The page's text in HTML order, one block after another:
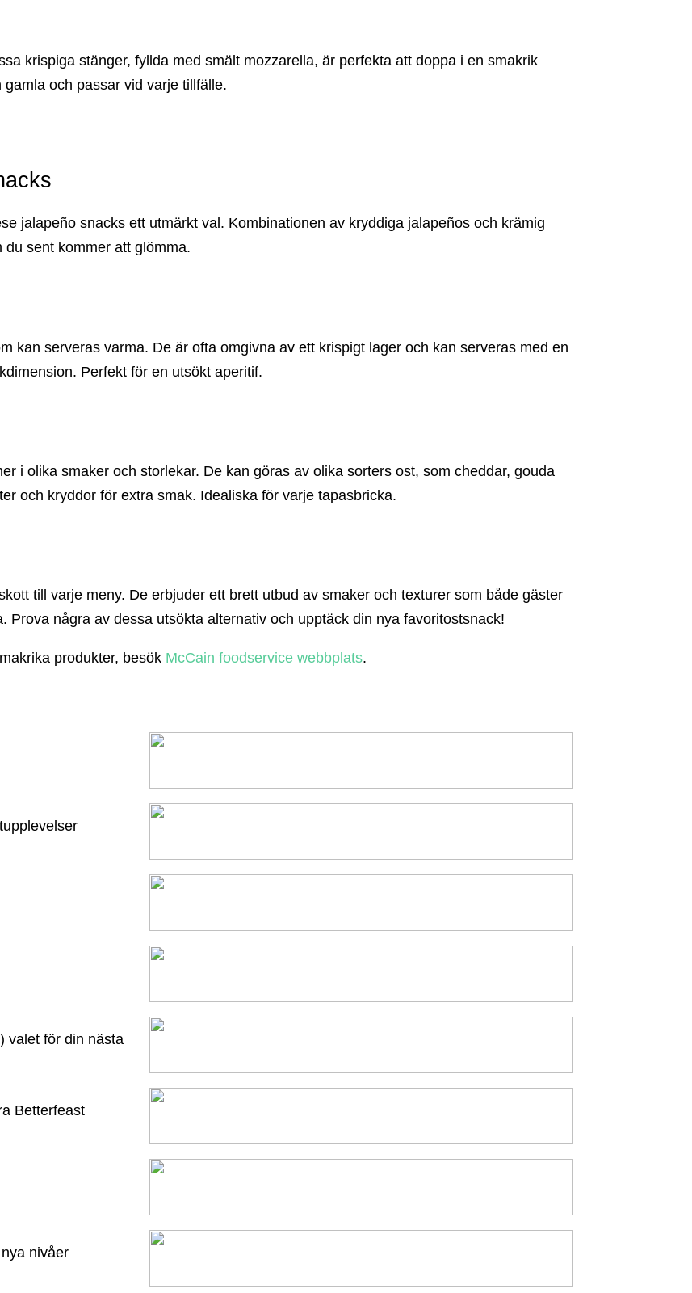
krispiga stänger, fyllda med smält mozzarella, är perfekta att doppa i en smakrik
och passar vid varje tillfälle.
jalapeño snacks ett utmärkt val. Kombinationen av kryddiga jalapeños och krämig
sent kommer att glömma.
kan serveras varma. De är ofta omgivna av ett krispigt lager och kan serveras med en
Perfekt för en utsökt aperitif.
i olika smaker och storlekar. De kan göras av olika sorters ost, som cheddar, gouda
och kryddor för extra smak. Idealiska för varje tapasbricka.
till varje meny. De erbjuder ett brett utbud av smaker och texturer som både gäster
Prova några av dessa utsökta alternativ och upptäck din nya favoritostsnack!
produkter, besök McCain foodservice webbplats.
valet för din nästa
Betterfeast
nivåer